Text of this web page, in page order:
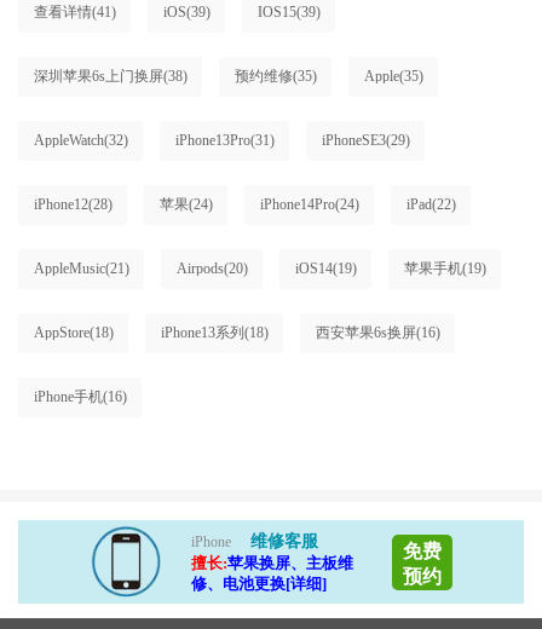
查看详情(41) iOS(39) IOS15(39)
深圳苹果6s上门换屏(38) 预约维修(35) Apple(35)
AppleWatch(32) iPhone13Pro(31) iPhoneSE3(29)
iPhone12(28) 苹果(24) iPhone14Pro(24) iPad(22)
AppleMusic(21) Airpods(20) iOS14(19) 苹果手机(19)
AppStore(18) iPhone13系列 (18) 西安苹果6s换屏(16)
iPhone手机(16)
iPhone
维修客服
擅长:苹果换屏、主板维
修、电池更换[详细]
免费
预约